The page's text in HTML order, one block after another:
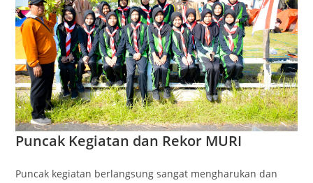
Puncak Kegiatan dan Rekor MURI
Puncak kegiatan berlangsung sangat mengharukan dan